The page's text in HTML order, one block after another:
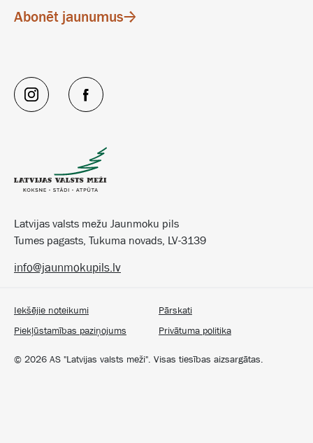
Latvijas valsts mežu Jaunmoku pils
Tumes pagasts, Tukuma novads, LV-3139
Abonēt jaunumus
© 2026 AS "Latvijas valsts meži". Visas tiesības aizsargātas.
Iekšējie noteikumi
Pārskati
Piekļūstamības paziņojums
Privātuma politika
info@jaunmokupils.lv